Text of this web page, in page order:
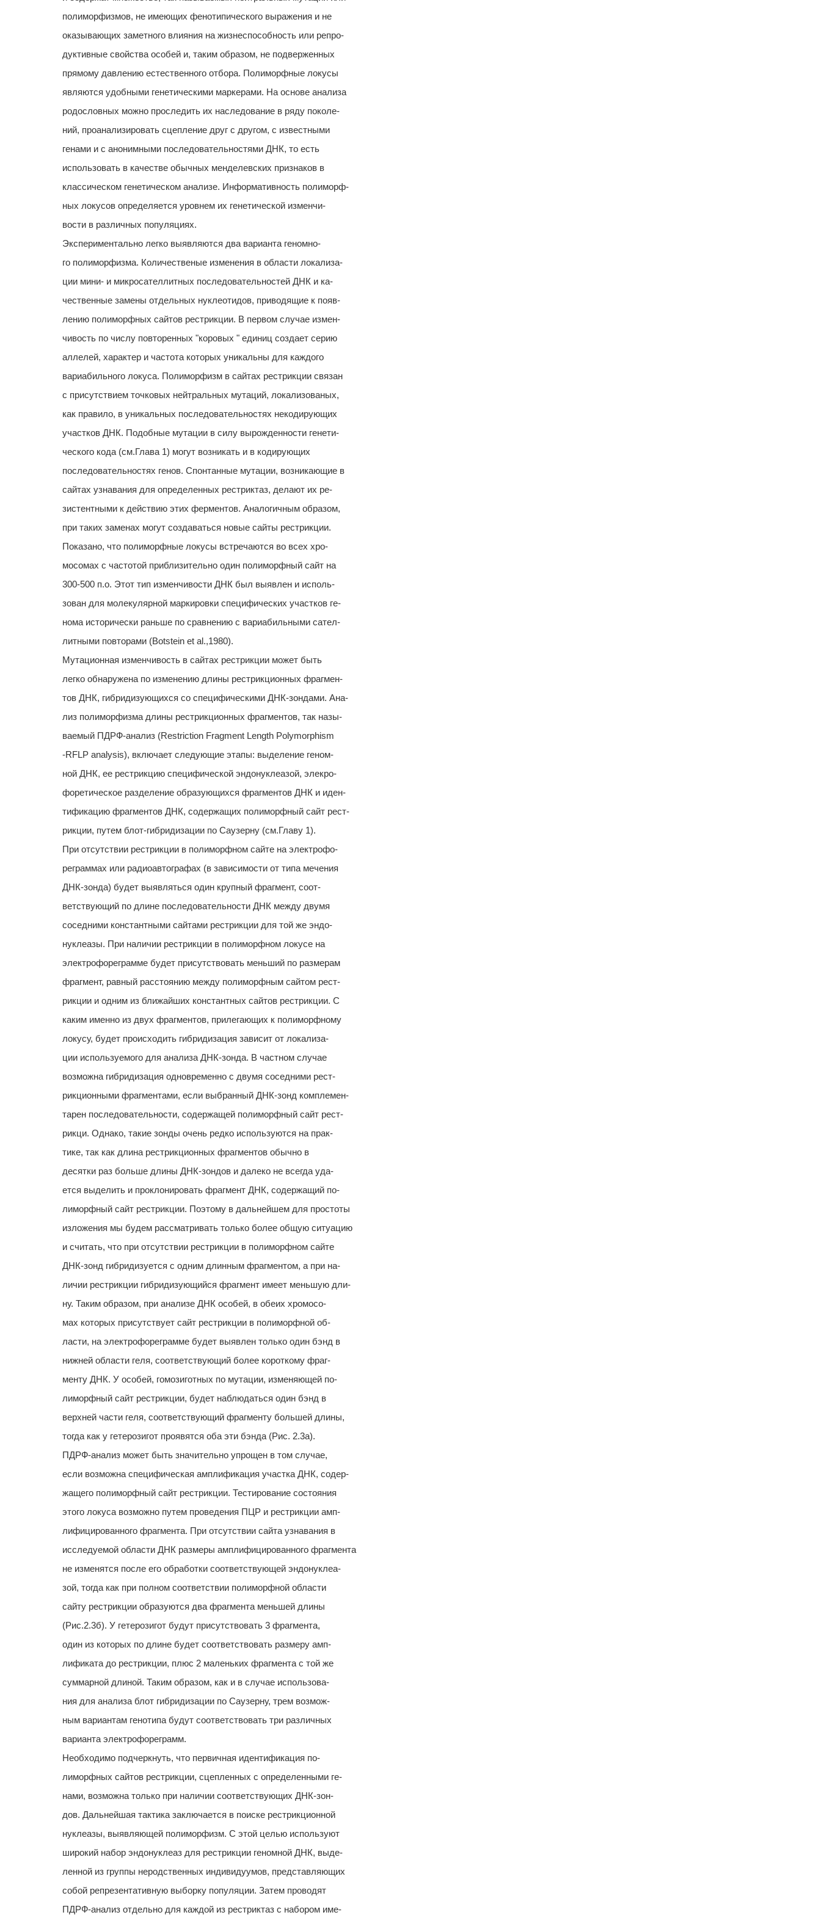
полиморфизмов, не имеющих фенотипического выражения и не
оказывающих заметного влияния на жизнеспособность или репро-
дуктивные свойства особей и, таким образом, не подверженных
прямому давлению естественного отбора. Полиморфные локусы
являются удобными генетическими маркерами. На основе анализа
родословных можно проследить их наследование в ряду поколе-
ний, проанализировать сцепление друг с другом, с известными
генами и с анонимными последовательностями ДНК, то есть
использовать в качестве обычных менделевских признаков в
классическом генетическом анализе. Информативность полиморф-
ных локусов определяется уровнем их генетической изменчи-
вости в различных популяциях.
Экспериментально легко выявляются два варианта геномно-
го полиморфизма. Количественые изменения в области локализа-
ции мини- и микросателлитных последовательностей ДНК и ка-
чественные замены отдельных нуклеотидов, приводящие к появ-
лению полиморфных сайтов рестрикции. В первом случае измен-
чивость по числу повторенных "коровых " единиц создает серию
аллелей, характер и частота которых уникальны для каждого
вариабильного локуса. Полиморфизм в сайтах рестрикции связан
с присутствием точковых нейтральных мутаций, локализованых,
как правило, в уникальных последовательностях некодирующих
участков ДНК. Подобные мутации в силу вырожденности генети-
ческого кода (см.Глава 1) могут возникать и в кодирующих
последовательностях генов. Спонтанные мутации, возникающие в
сайтах узнавания для определенных рестриктаз, делают их ре-
зистентными к действию этих ферментов. Аналогичным образом,
при таких заменах могут создаваться новые сайты рестрикции.
Показано, что полиморфные локусы встречаются во всех хро-
мосомах с частотой приблизительно один полиморфный сайт на
300-500 п.о. Этот тип изменчивости ДНК был выявлен и исполь-
зован для молекулярной маркировки специфических участков ге-
нома исторически раньше по сравнению с вариабильными сател-
литными повторами (Botstein et al.,1980).
Мутационная изменчивость в сайтах рестрикции может быть
легко обнаружена по изменению длины рестрикционных фрагмен-
тов ДНК, гибридизующихся со специфическими ДНК-зондами. Ана-
лиз полиморфизма длины рестрикционных фрагментов, так назы-
ваемый ПДРФ-анализ (Restriction Fragment Length Polymorphism
-RFLP analysis), включает следующие этапы: выделение геном-
ной ДНК, ее рестрикцию специфической эндонуклеазой, элекро-
форетическое разделение образующихся фрагментов ДНК и иден-
тификацию фрагментов ДНК, содержащих полиморфный сайт рест-
рикции, путем блот-гибридизации по Саузерну (см.Главу 1).
При отсутствии рестрикции в полиморфном сайте на электрофо-
реграммах или радиоавтографах (в зависимости от типа мечения
ДНК-зонда) будет выявляться один крупный фрагмент, соот-
ветствующий по длине последовательности ДНК между двумя
соседними константными сайтами рестрикции для той же эндо-
нуклеазы. При наличии рестрикции в полиморфном локусе на
электрофореграмме будет присутствовать меньший по размерам
фрагмент, равный расстоянию между полиморфным сайтом рест-
рикции и одним из ближайших константных сайтов рестрикции. С
каким именно из двух фрагментов, прилегающих к полиморфному
локусу, будет происходить гибридизация зависит от локализа-
ции используемого для анализа ДНК-зонда. В частном случае
возможна гибридизация одновременно с двумя соседними рест-
рикционными фрагментами, если выбранный ДНК-зонд комплемен-
тарен последовательности, содержащей полиморфный сайт рест-
рикци. Однако, такие зонды очень редко используются на прак-
тике, так как длина рестрикционных фрагментов обычно в
десятки раз больше длины ДНК-зондов и далеко не всегда уда-
ется выделить и проклонировать фрагмент ДНК, содержащий по-
лиморфный сайт рестрикции. Поэтому в дальнейшем для простоты
изложения мы будем рассматривать только более общую ситуацию
и считать, что при отсутствии рестрикции в полиморфном сайте
ДНК-зонд гибридизуется с одним длинным фрагментом, а при на-
личии рестрикции гибридизующийся фрагмент имеет меньшую дли-
ну. Таким образом, при анализе ДНК особей, в обеих хромосо-
мах которых присутствует сайт рестрикции в полиморфной об-
ласти, на электрофореграмме будет выявлен только один бэнд в
нижней области геля, соответствующий более короткому фраг-
менту ДНК. У особей, гомозиготных по мутации, изменяющей по-
лиморфный сайт рестрикции, будет наблюдаться один бэнд в
верхней части геля, соответствующий фрагменту большей длины,
тогда как у гетерозигот проявятся оба эти бэнда (Рис. 2.3а).
ПДРФ-анализ может быть значительно упрощен в том случае,
если возможна специфическая амплификация участка ДНК, содер-
жащего полиморфный сайт рестрикции. Тестирование состояния
этого локуса возможно путем проведения ПЦР и рестрикции амп-
лифицированного фрагмента. При отсутствии сайта узнавания в
исследуемой области ДНК размеры амплифицированного фрагмента
не изменятся после его обработки соответствующей эндонуклеа-
зой, тогда как при полном соответствии полиморфной области
сайту рестрикции образуются два фрагмента меньшей длины
(Рис.2.3б). У гетерозигот будут присутствовать 3 фрагмента,
один из которых по длине будет соответствовать размеру амп-
лификата до рестрикции, плюс 2 маленьких фрагмента с той же
суммарной длиной. Таким образом, как и в случае использова-
ния для анализа блот гибридизации по Саузерну, трем возмож-
ным вариантам генотипа будут соответствовать три различных
варианта электрофореграмм.
Необходимо подчеркнуть, что первичная идентификация по-
лиморфных сайтов рестрикции, сцепленных с определенными ге-
нами, возможна только при наличии соответствующих ДНК-зон-
дов. Дальнейшая тактика заключается в поиске рестрикционной
нуклеазы, выявляющей полиморфизм. С этой целью используют
широкий набор эндонуклеаз для рестрикции геномной ДНК, выде-
ленной из группы неродственных индивидуумов, представляющих
собой репрезентативную выборку популяции. Затем проводят
ПДРФ-анализ отдельно для каждой из рестриктаз с набором име-